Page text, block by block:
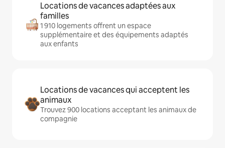
Locations de vacances adaptées aux
familles
1 910 logements offrent un espace
supplémentaire et des équipements adaptés
aux enfants
Locations de vacances qui acceptent les
animaux
Trouvez 900 locations acceptant les animaux de
compagnie